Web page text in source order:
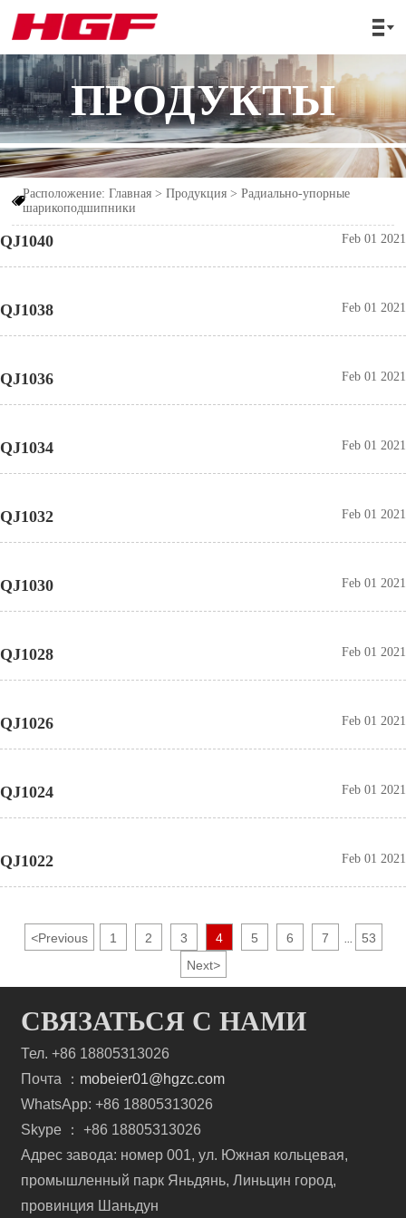

ПРОДУКТЫ

Расположение:Главная >Продукция >Радиально-упорные
шарикоподшипники
QJ1040 Feb 01 2021
QJ1038 Feb 01 2021
QJ1036 Feb 01 2021
QJ1034 Feb 01 2021
QJ1032 Feb 01 2021
QJ1030 Feb 01 2021
QJ1028 Feb 01 2021
QJ1026 Feb 01 2021
QJ1024 Feb 01 2021
QJ1022 Feb 01 2021
<Previous 1 2 3 4 5 6 7
53
Next>
СВЯЗАТЬСЯ С НАМИ
Тел. +86 18805313026
Почта ： mobeier01@hgzc.com
WhatsApp: +86 18805313026
Skype ： +86 18805313026
Адрес завода: номер 001, ул. Южная кольцевая,
промышленный парк Яньдянь, Линьцин город,
провинция Шаньдун